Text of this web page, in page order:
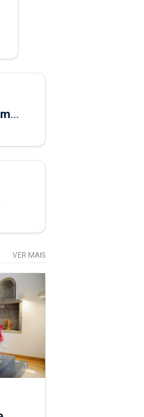
VER MAIS